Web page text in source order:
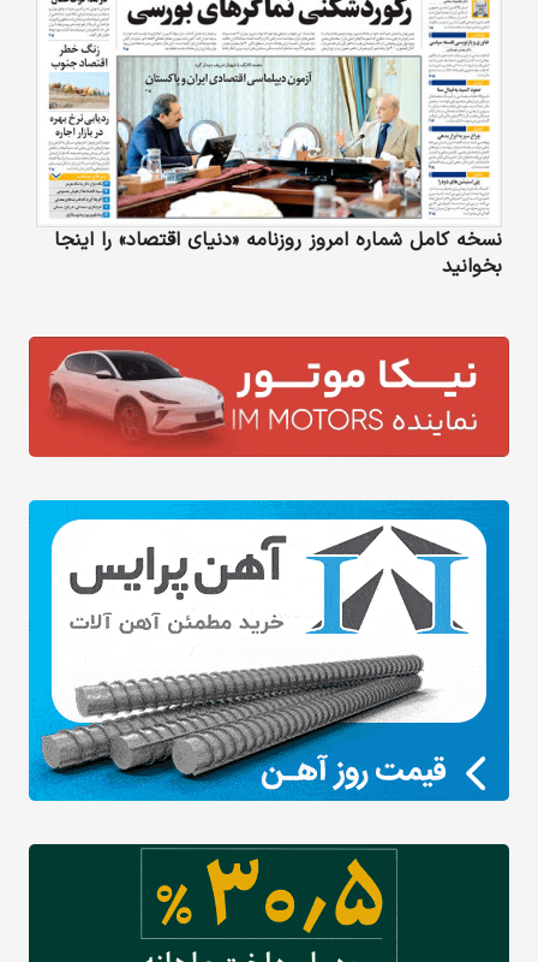
نسخه کامل شماره امروز روزنامه «دنیای‌ اقتصاد» را اینجا
بخوانید